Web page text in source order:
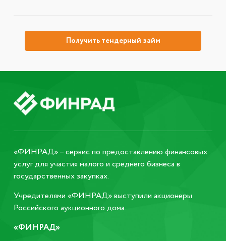
Получить тендерный займ
«ФИНРАД» – сервис по предоставлению финансовых
услуг для участия малого и среднего бизнеса в
государственных закупках.
Учредителями «ФИНРАД» выступили акционеры
Российского аукционного дома.
«ФИНРАД»